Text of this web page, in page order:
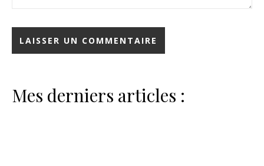
Mes derniers articles :